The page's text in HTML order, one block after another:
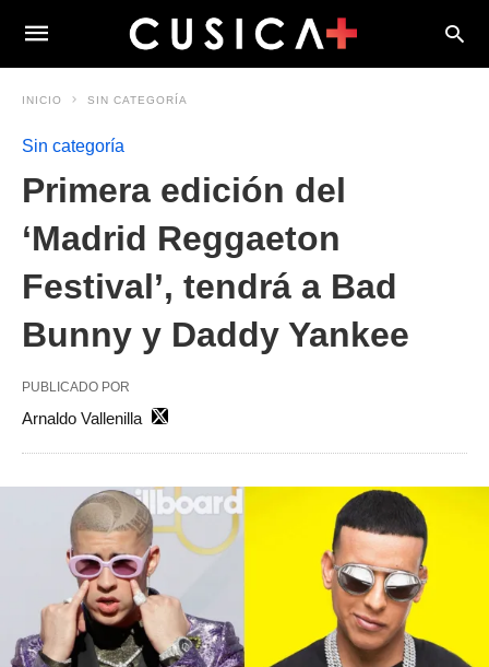
INICIO SIN CATEGORÍA
Sin categoría
Primera edición del
‘Madrid Reggaeton
Festival’, tendrá a Bad
Bunny y Daddy Yankee
PUBLICADO POR
Arnaldo Vallenilla